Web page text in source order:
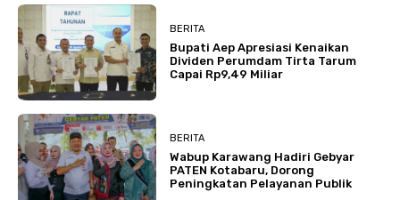
BERITA
Bupati Aep Apresiasi Kenaikan
Dividen Perumdam Tirta Tarum
Capai Rp9,49 Miliar
BERITA
Wabup Karawang Hadiri Gebyar
PATEN Kotabaru, Dorong
Peningkatan Pelayanan Publik